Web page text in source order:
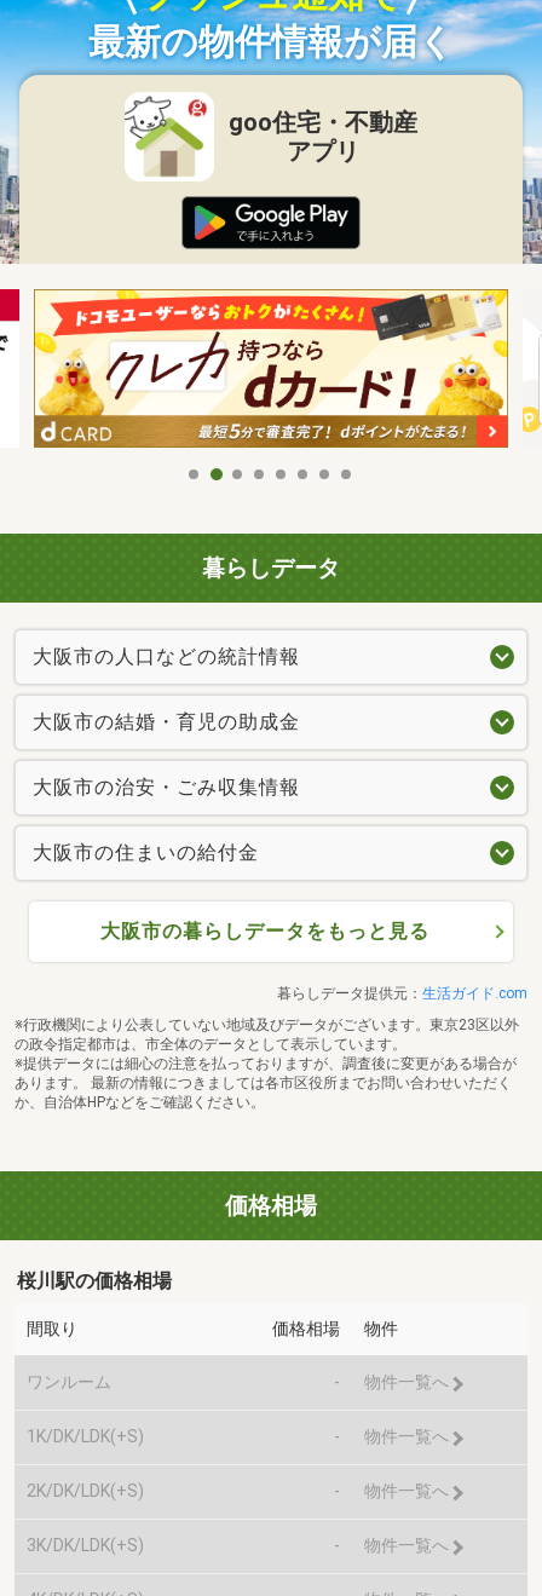
最新の物件情報が届く
goo住宅・不動産
アプリ
暮らしデータ
大阪市の人口などの統計情報
大阪市の結婚・育児の助成金
大阪市の治安・ごみ収集情報
大阪市の住まいの給付金
大阪市の暮らしデータをもっと見る
暮らしデータ提供元： 生活ガイド.com
※行政機関により公表していない地域及びデータがございます。東京23区以外
の政令指定都市は、市全体のデータとして表示しています。
※提供データには細心の注意を払っておりますが、調査後に変更がある場合が
あります。 最新の情報につきましては各市区役所までお問い合わせいただく
か、自治体HPなどをご確認ください。
価格相場
桜川駅の価格相場
間取り 価格相場 物件
ワンルーム - 物件一覧へ
1K/DK/LDK(+S) - 物件一覧へ
2K/DK/LDK(+S) - 物件一覧へ
3K/DK/LDK(+S) - 物件一覧へ